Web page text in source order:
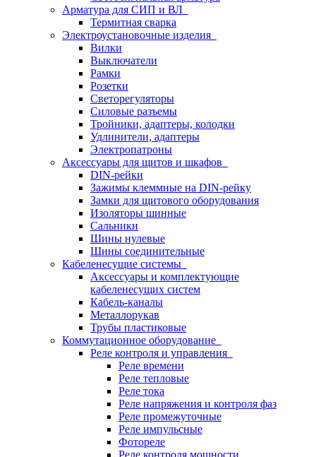
Арматура для СИП и ВЛ
Термитная сварка
Электроустановочные изделия
Вилки
Выключатели
Рамки
Розетки
Светорегуляторы
Силовые разъемы
Тройники, адаптеры, колодки
Удлинители, адаптеры
Электропатроны
Аксессуары для щитов и шкафов
DIN-рейки
Зажимы клеммные на DIN-рейку
Замки для щитового оборудования
Изоляторы шинные
Сальники
Шины нулевые
Шины соединительные
Кабеленесущие системы
Аксессуары и комплектующие
кабеленесущих систем
Кабель-каналы
Металлорукав
Трубы пластиковые
Коммутационное оборудование
Реле контроля и управления
Реле времени
Реле тепловые
Реле тока
Реле напряжения и контроля фаз
Реле промежуточные
Реле импульсные
Фотореле
Реле контроля мощности